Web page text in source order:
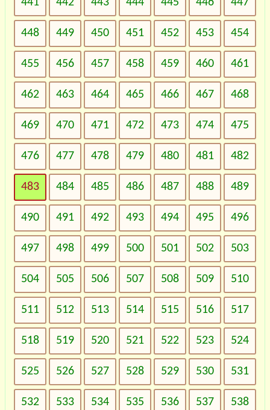
448 449 450 451 452 453 454
455 456 457 458 459 460 461
462 463 464 465 466 467 468
469 470 471 472 473 474 475
476 477 478 479 480 481 482
483 484 485 486 487 488 489
490 491 492 493 494 495 496
497 498 499 500 501 502 503
504 505 506 507 508 509 510
511 512 513 514 515 516 517
518 519 520 521 522 523 524
525 526 527 528 529 530 531
532 533 534 535 536 537 538